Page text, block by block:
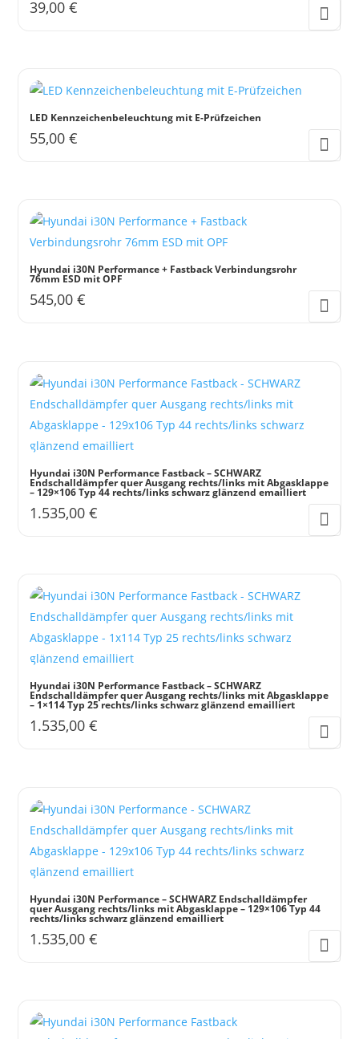
werden
39,00€
LED Kennzeichenbeleuchtung mit E-Prüfzeichen
55,00€
Hyundai i30N Performance + Fastback Verbindungsrohr
76mm ESD mit OPF
545,00€
Hyundai i30N Performance Fastback – SCHWARZ
Endschalldämpfer quer Ausgang rechts/links mit Abgasklappe
– 129×106 Typ 44 rechts/links schwarz glänzend emailliert
1.535,00€
Hyundai i30N Performance Fastback – SCHWARZ
Endschalldämpfer quer Ausgang rechts/links mit Abgasklappe
– 1×114 Typ 25 rechts/links schwarz glänzend emailliert
1.535,00€
Hyundai i30N Performance – SCHWARZ Endschalldämpfer
quer Ausgang rechts/links mit Abgasklappe – 129×106 Typ 44
rechts/links schwarz glänzend emailliert
1.535,00€